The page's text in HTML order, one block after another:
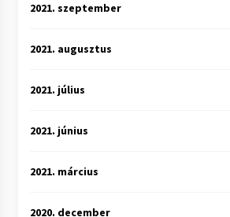
2021. szeptember
2021. augusztus
2021. július
2021. június
2021. március
2020. december